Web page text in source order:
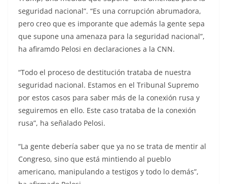
seguridad nacional”. “Es una corrupción abrumadora,
pero creo que es imporante que además la gente sepa
que supone una amenaza para la seguridad nacional”,
ha afiramdo Pelosi en declaraciones a la CNN.
“Todo el proceso de destitución trataba de nuestra
seguridad nacional. Estamos en el Tribunal Supremo
por estos casos para saber más de la conexión rusa y
seguiremos en ello. Este caso trataba de la conexión
rusa”, ha señalado Pelosi.
“La gente debería saber que ya no se trata de mentir al
Congreso, sino que está mintiendo al pueblo
americano, manipulando a testigos y todo lo demás”,